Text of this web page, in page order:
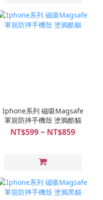
Iphone系列 磁吸Magsafe
軍規防摔手機殼 塗鴉酷貓
NT$599 ~ NT$859